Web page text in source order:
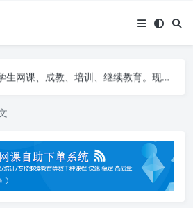
真实文献内容生成论文
成教、培训、继续教育。现已接入代刷代考项目3000+
成教、培训、继续教育。现已接入代刷代考项目3000+